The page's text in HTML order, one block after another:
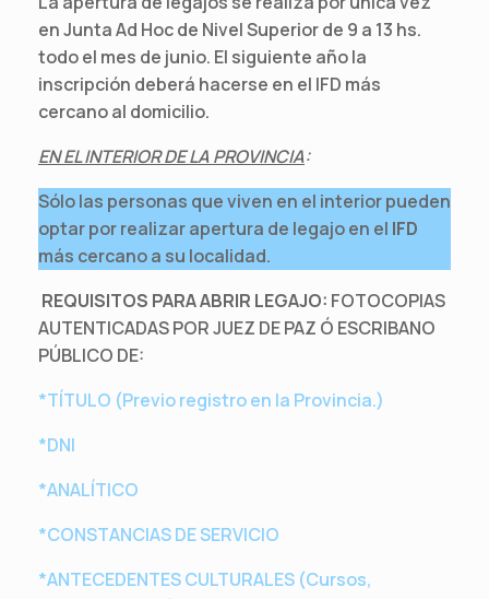
en Junta Ad Hoc de Nivel Superior de 9 a 13 hs.
todo el mes de junio. El siguiente año la
inscripción deberá hacerse en el IFD más
cercano al domicilio.
EN EL INTERIOR DE LA PROVINCIA:
Sólo las personas que viven en el interior pueden
optar por realizar apertura de legajo en el IFD
más cercano a su localidad.
REQUISITOS PARA ABRIR LEGAJO: FOTOCOPIAS
AUTENTICADAS POR JUEZ DE PAZ Ó ESCRIBANO
PÚBLICO DE:
*TÍTULO (Previo registro en la Provincia.)
*DNI
*ANALÍTICO
*CONSTANCIAS DE SERVICIO
*ANTECEDENTES CULTURALES (Cursos,